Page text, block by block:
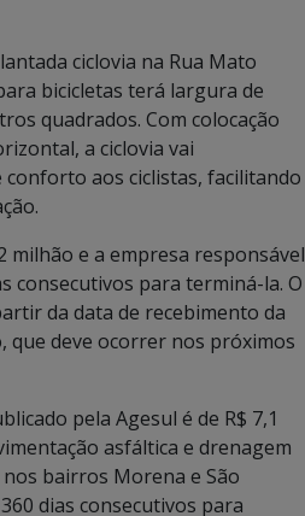
ciclovia na Rua Mato
bicicletas terá largura de
quadrados. Com colocação
a ciclovia vai
aos ciclistas, facilitando
milhão e a empresa responsável
consecutivos para terminá-la. O
da data de recebimento da
que deve ocorrer nos próximos
pela Agesul é de R$ 7,1
asfáltica e drenagem
bairros Morena e São
dias consecutivos para